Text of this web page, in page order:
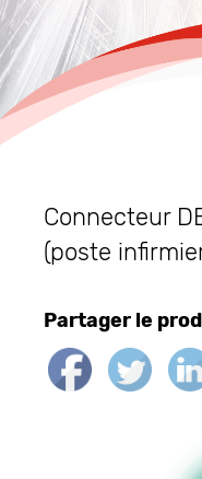
Connecteur
(poste
Partager le